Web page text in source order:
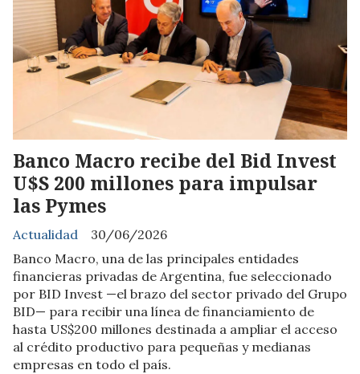
Banco Macro recibe del Bid Invest
U$S 200 millones para impulsar
las Pymes
Actualidad
30/06/2026
Banco Macro, una de las principales entidades
financieras privadas de Argentina, fue seleccionado
por BID Invest —el brazo del sector privado del Grupo
BID— para recibir una línea de financiamiento de
hasta US$200 millones destinada a ampliar el acceso
al crédito productivo para pequeñas y medianas
empresas en todo el país.